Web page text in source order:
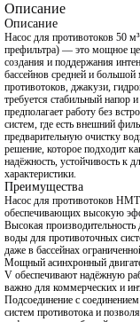
Описание
Описание
Насос для противотоков 50
префильтра) — это мощное
создания и поддержания
бассейнов средней и
противотоков, джакузи,
требуется стабильный напор
предполагает работу без
систем, где есть внешний
предварительную очистку
решение, которое подходит
надёжность, устойчивость к
характеристики.
Преимущества
Насос для противотоков
обеспечивающих высокую
Высокая
воды для противоточных
даже в бассейнах
Мощный асинхронный
V обеспечивают надёжную
важно для коммерческих и
Подсоединение с
систем противотока и